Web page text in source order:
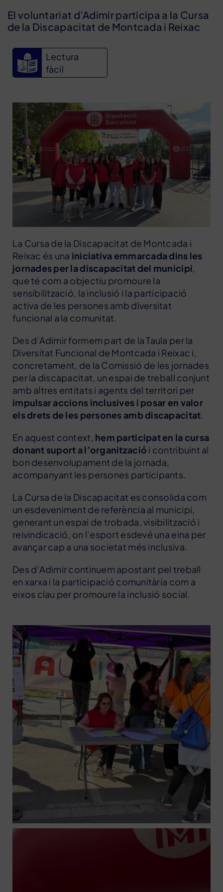
El voluntariat d’Adimir participa a la Cursa
de la Discapacitat de Montcada i Reixac
Lectura
fàcil
La Cursa de la Discapacitat de Montcada i
Reixac és una iniciativa emmarcada dins les
jornades per la discapacitat del municipi,
que té com a objectiu promoure la
sensibilització, la inclusió i la participació
activa de les persones amb diversitat
funcional a la comunitat.
Des d’Adimir formem part de la Taula per la
Diversitat Funcional de Montcada i Reixac i,
concretament, de la Comissió de les jornades
per la discapacitat, un espai de treball conjunt
amb altres entitats i agents del territori per
impulsar accions inclusives i posar en valor
els drets de les persones amb discapacitat.
En aquest context, hem participat en la cursa
donant suport a l’organització i contribuint al
bon desenvolupament de la jornada,
acompanyant les persones participants.
La Cursa de la Discapacitat es consolida com
un esdeveniment de referència al municipi,
generant un espai de trobada, visibilització i
reivindicació, on l’esport esdevé una eina per
avançar cap a una societat més inclusiva.
Des d’Adimir continuem apostant pel treball
en xarxa i la participació comunitària com a
eixos clau per promoure la inclusió social.